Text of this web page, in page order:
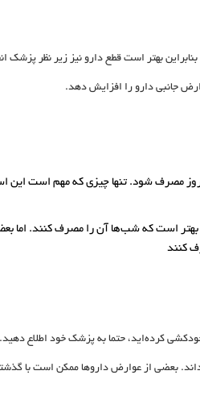
بهتر است قطع دارو نیز زیر نظر پزشک
جانبی دارو را افزایش دهد.
روز مصرف شود. تنها چیزی که مهم است
است که شب‌ها آن را مصرف کنند. اما بعضی
کنند
کرده‌اید، حتما به پزشک خود اطلاع دهید.
بعضی از عوارض داروها ممکن است با